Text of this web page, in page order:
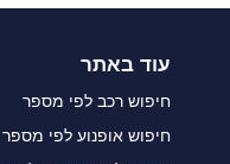
עוד באתר
חיפוש רכב לפי מספר
חיפוש אופנוע לפי מספר